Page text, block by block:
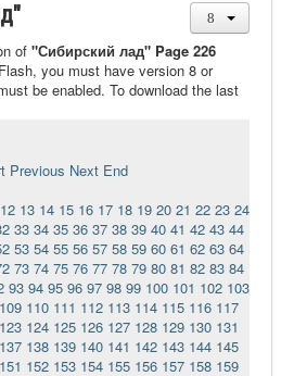
of "Сибирский лад" Page 226
you must have version 8 or
be enabled. To download the last
Previous Next End
12 13 14 15 16 17 18 19 20 21 22 23 24
33 34 35 36 37 38 39 40 41 42 43 44
53 54 55 56 57 58 59 60 61 62 63 64
73 74 75 76 77 78 79 80 81 82 83 84
93 94 95 96 97 98 99 100 101 102 103
109 110 111 112 113 114 115 116 117
123 124 125 126 127 128 129 130 131
137 138 139 140 141 142 143 144 145
151 152 153 154 155 156 157 158 159